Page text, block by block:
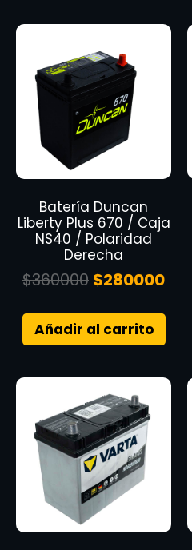
Batería Duncan
Liberty Plus 670 / Caja
NS40 / Polaridad
Derecha
$360000 $280000
Añadir al carrito